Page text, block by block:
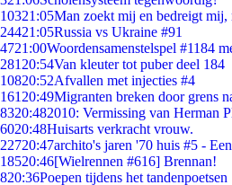
10321:05Man zoekt mij en bedreigt
24421:05Russia vs Ukraine #91
4721:00Woordensamenstelspel #1184
281 20:54Van kleuter tot puber deel 184
10820:52Afvallen met injecties #4
161 20:49Migranten breken door grens
8320:482010: Vermissing van Herman
6020:48Huisarts verkracht vrouw.
22720:47archito's jaren '70 huis #5 -
18520:46[Wielrennen #616] Brennan!
820:36Poepen tijdens het tandenpoetsen